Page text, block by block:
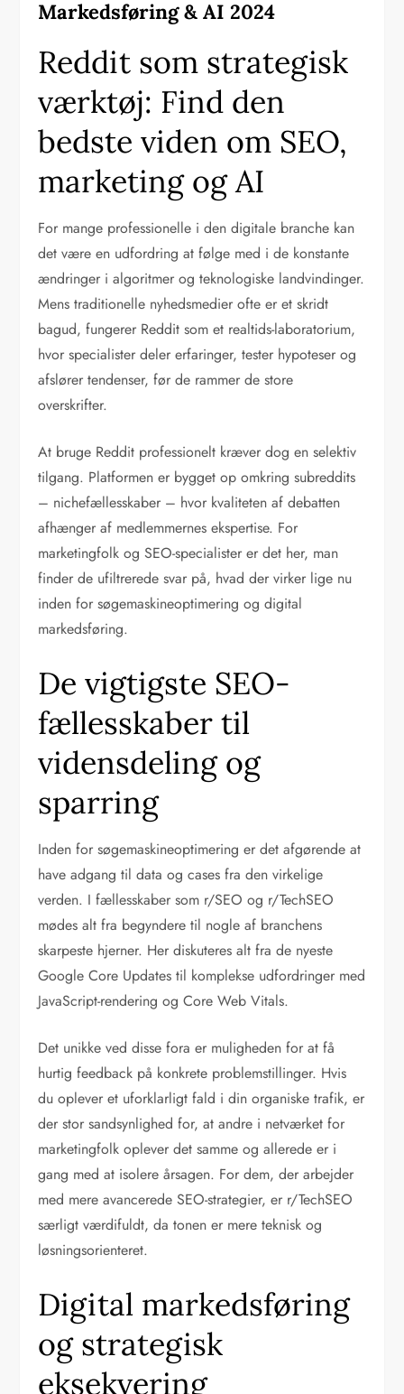
Markedsføring & AI 2024
Reddit som strategisk
værktøj: Find den
bedste viden om SEO,
marketing og AI
For mange professionelle i den digitale branche kan
det være en udfordring at følge med i de konstante
ændringer i algoritmer og teknologiske landvindinger.
Mens traditionelle nyhedsmedier ofte er et skridt
bagud, fungerer Reddit som et realtids-laboratorium,
hvor specialister deler erfaringer, tester hypoteser og
afslører tendenser, før de rammer de store
overskrifter.
At bruge Reddit professionelt kræver dog en selektiv
tilgang. Platformen er bygget op omkring subreddits
– nichefællesskaber – hvor kvaliteten af debatten
afhænger af medlemmernes ekspertise. For
marketingfolk og SEO-specialister er det her, man
finder de ufiltrerede svar på, hvad der virker lige nu
inden for søgemaskineoptimering og digital
markedsføring.
De vigtigste SEO-
fællesskaber til
vidensdeling og
sparring
Inden for søgemaskineoptimering er det afgørende at
have adgang til data og cases fra den virkelige
verden. I fællesskaber som r/SEO og r/TechSEO
mødes alt fra begyndere til nogle af branchens
skarpeste hjerner. Her diskuteres alt fra de nyeste
Google Core Updates til komplekse udfordringer med
JavaScript-rendering og Core Web Vitals.
Det unikke ved disse fora er muligheden for at få
hurtig feedback på konkrete problemstillinger. Hvis
du oplever et uforklarligt fald i din organiske trafik, er
der stor sandsynlighed for, at andre i netværket for
marketingfolk oplever det samme og allerede er i
gang med at isolere årsagen. For dem, der arbejder
med mere avancerede SEO-strategier, er r/TechSEO
særligt værdifuldt, da tonen er mere teknisk og
løsningsorienteret.
Digital markedsføring
og strategisk
eksekvering